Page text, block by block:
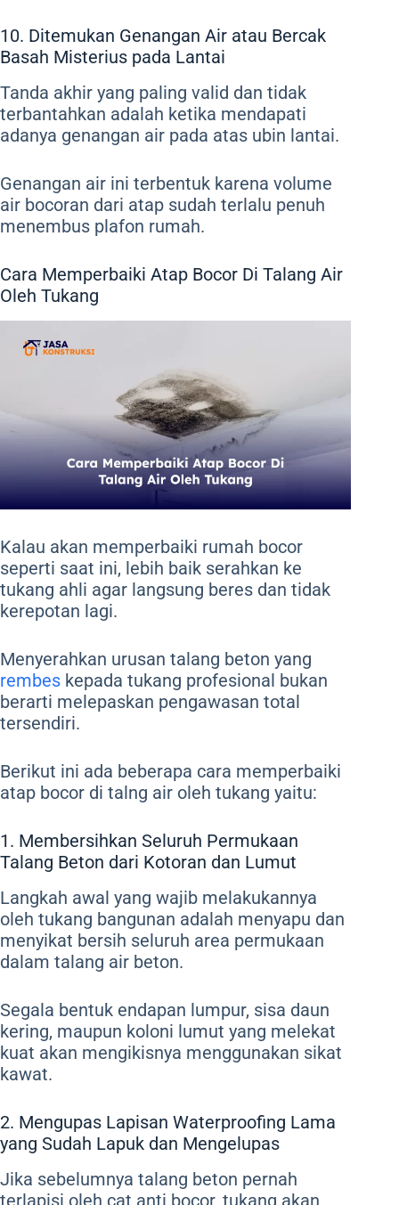
10. Ditemukan Genangan Air atau Bercak
Basah Misterius pada Lantai
Tanda akhir yang paling valid dan tidak
terbantahkan adalah ketika mendapati
adanya genangan air pada atas ubin lantai.
Genangan air ini terbentuk karena volume
air bocoran dari atap sudah terlalu penuh
menembus plafon rumah.
Cara Memperbaiki Atap Bocor Di Talang Air
Oleh Tukang
Kalau akan memperbaiki rumah bocor
seperti saat ini, lebih baik serahkan ke
tukang ahli agar langsung beres dan tidak
kerepotan lagi.
Menyerahkan urusan talang beton yang
rembes kepada tukang profesional bukan
berarti melepaskan pengawasan total
tersendiri.
Berikut ini ada beberapa cara memperbaiki
atap bocor di talng air oleh tukang yaitu:
1. Membersihkan Seluruh Permukaan
Talang Beton dari Kotoran dan Lumut
Langkah awal yang wajib melakukannya
oleh tukang bangunan adalah menyapu dan
menyikat bersih seluruh area permukaan
dalam talang air beton.
Segala bentuk endapan lumpur, sisa daun
kering, maupun koloni lumut yang melekat
kuat akan mengikisnya menggunakan sikat
kawat.
2. Mengupas Lapisan Waterproofing Lama
yang Sudah Lapuk dan Mengelupas
Jika sebelumnya talang beton pernah
terlapisi oleh cat anti bocor, tukang akan